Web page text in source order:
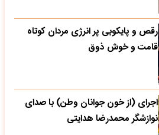
رقص و پایکوبی پر انرژی مردان کوتاه
قامت و خوش ذوق
اجرای (از خون جوانان وطن) با صدای
نوازشگر محمدرضا هدایتی